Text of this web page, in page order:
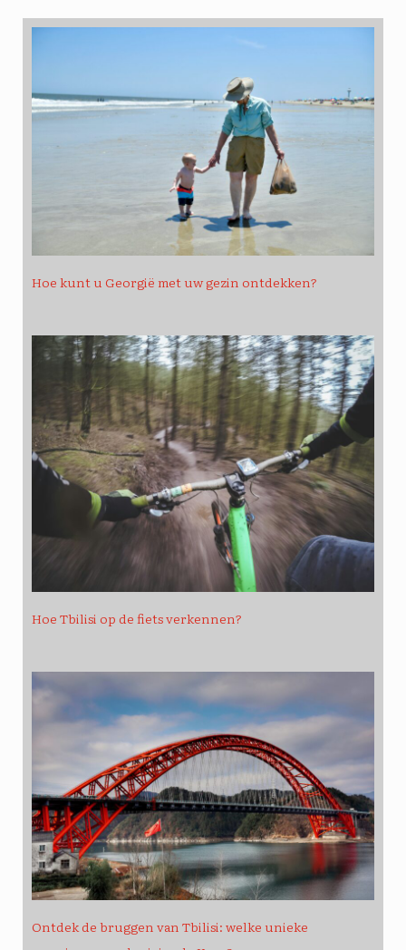
Hoe kunt u Georgië met uw gezin ontdekken?
Hoe Tbilisi op de fiets verkennen?
Ontdek de bruggen van Tbilisi: welke unieke